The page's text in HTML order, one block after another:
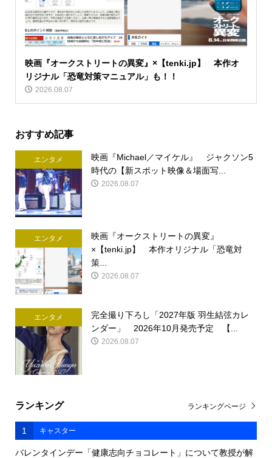
映画『オークストリートの異変』×【tenki.jp】 本作オ
リジナル「恐竜対策マニュアル」も！！
2026.08.07
おすすめ記事
エンタメ
映画『Michael／マイケル』 ジャクソン5
時代の【新スポット映像＆場面写...
2026.08.07
エンタメ
映画『オークストリートの異変』
×【tenki.jp】 本作オリジナル「恐竜対
策...
2026.08.07
エンタメ
完全撮り下ろし「2027年版 羽生結弦カレ
ンダー」 2026年10月発売予定 【...
2026.08.07
ランキング
1 キャスター
バレンタインデー「健康志向チョコレート」について教授が解
ランキングページ